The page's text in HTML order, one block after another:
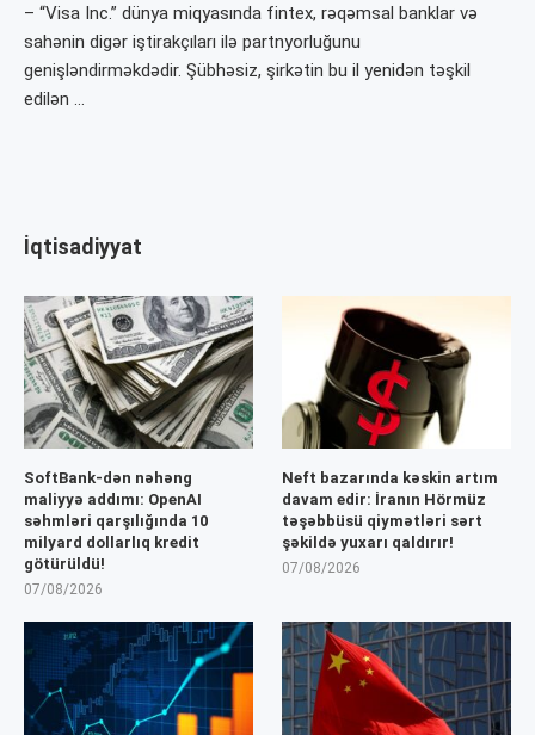
– “Visa Inc.” dünya miqyasında fintex, rəqəmsal banklar və
sahənin digər iştirakçıları ilə partnyorluğunu
genişləndirməkdədir. Şübhəsiz, şirkətin bu il yenidən təşkil
edilən …
İqtisadiyyat
SoftBank-dən nəhəng
maliyyə addımı: OpenAI
səhmləri qarşılığında 10
milyard dollarlıq kredit
götürüldü!
07/08/2026
Neft bazarında kəskin artım
davam edir: İranın Hörmüz
təşəbbüsü qiymətləri sərt
şəkildə yuxarı qaldırır!
07/08/2026